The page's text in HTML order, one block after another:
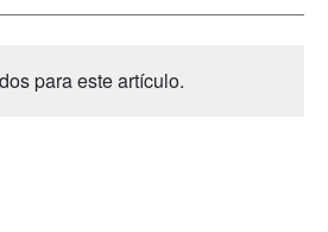
para este artículo.